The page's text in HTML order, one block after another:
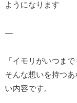
ようになります
—
「イモリがいつま
そんな想いを持つ
い内容です。